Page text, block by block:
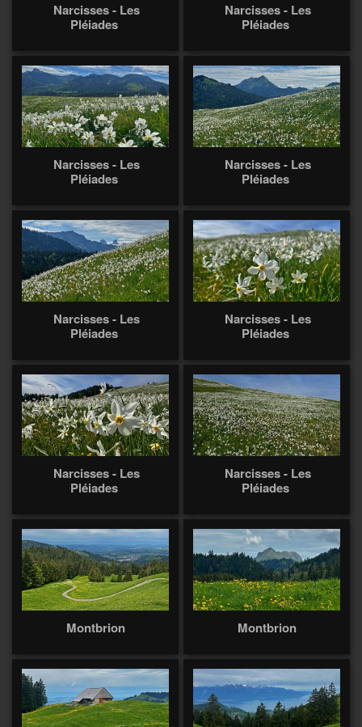
Narcisses - Les
Pléiades
Narcisses - Les
Pléiades
Narcisses - Les
Pléiades
Narcisses - Les
Pléiades
Narcisses - Les
Pléiades
Narcisses - Les
Pléiades
Narcisses - Les
Pléiades
Narcisses - Les
Pléiades
Montbrion Montbrion